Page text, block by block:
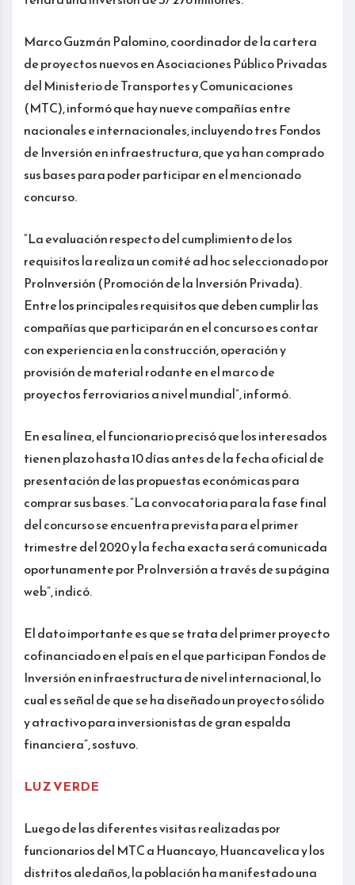
Marco Guzmán Palomino, coordinador de la cartera
de proyectos nuevos en Asociaciones Público Privadas
del Ministerio de Transportes y Comunicaciones
(MTC), informó que hay nueve compañías entre
nacionales e internacionales, incluyendo tres Fondos
de Inversión en infraestructura, que ya han comprado
sus bases para poder participar en el mencionado
concurso.
“La evaluación respecto del cumplimiento de los
requisitos la realiza un comité ad hoc seleccionado por
ProInversión (Promoción de la Inversión Privada).
Entre los principales requisitos que deben cumplir las
compañías que participarán en el concurso es contar
con experiencia en la construcción, operación y
provisión de material rodante en el marco de
proyectos ferroviarios a nivel mundial”, informó.
En esa línea, el funcionario precisó que los interesados
tienen plazo hasta 10 días antes de la fecha oficial de
presentación de las propuestas económicas para
comprar sus bases. “La convocatoria para la fase final
del concurso se encuentra prevista para el primer
trimestre del 2020 y la fecha exacta será comunicada
oportunamente por ProInversión a través de su página
web”, indicó.
El dato importante es que se trata del primer proyecto
cofinanciado en el país en el que participan Fondos de
Inversión en infraestructura de nivel internacional, lo
cual es señal de que se ha diseñado un proyecto sólido
y atractivo para inversionistas de gran espalda
financiera”, sostuvo.
LUZ VERDE
Luego de las diferentes visitas realizadas por
funcionarios del MTC a Huancayo, Huancavelica y los
distritos aledaños, la población ha manifestado una